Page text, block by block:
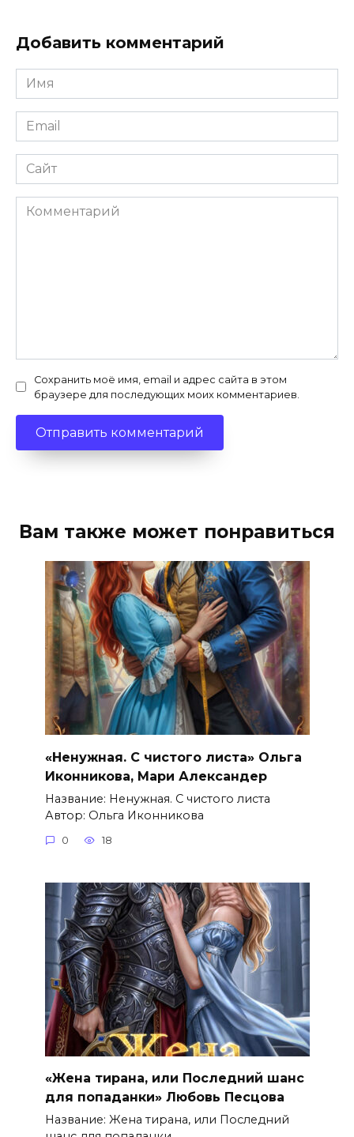
Добавить комментарий
Имя
*
Email
*
Сайт
Комментарий
Сохранить моё имя, email и адрес сайта в этом
браузере для последующих моих комментариев.
Вам также может понравиться
«Ненужная. С чистого листа» Ольга
Иконникова, Мари Александер
Название: Ненужная. С чистого листа
Автор: Ольга Иконникова
0 18
«Жена тирана, или Последний шанс
для попаданки» Любовь Песцова
Название: Жена тирана, или Последний